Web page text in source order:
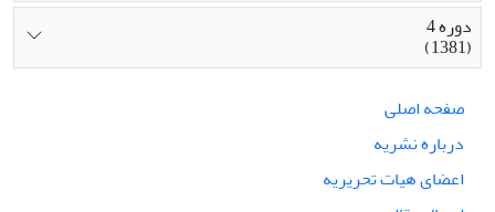
دوره 4
(1381)
صفحه اصلی
درباره نشریه
اعضای هیات تحریریه